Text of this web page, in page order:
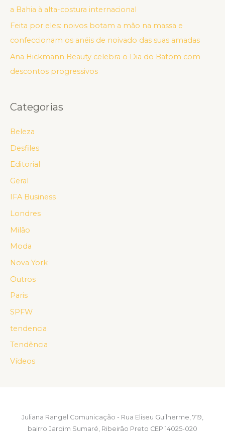
a Bahia à alta-costura internacional
Feita por eles: noivos botam a mão na massa e
confeccionam os anéis de noivado das suas amadas
Ana Hickmann Beauty celebra o Dia do Batom com
descontos progressivos
Categorias
Beleza
Desfiles
Editorial
Geral
IFA Business
Londres
Milão
Moda
Nova York
Outros
Paris
SPFW
tendencia
Tendência
Vídeos
Juliana Rangel Comunicação - Rua Eliseu Guilherme, 719,
bairro Jardim Sumaré, Ribeirão Preto CEP 14025-020